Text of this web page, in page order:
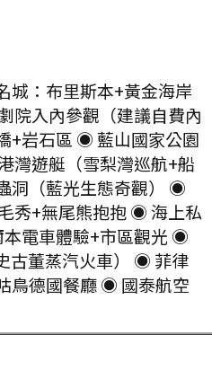
城：布里斯本+黃金海岸
院入內參觀（建議自費內
+岩石區 ◉ 藍山國家公園
灣遊艇（雪梨灣巡航+船
洞（藍光生態奇觀） ◉
秀+無尾熊抱抱 ◉ 海上私
電車體驗+市區觀光 ◉
古董蒸汽火車） ◉ 菲律
鳥德國餐廳 ◉ 國泰航空